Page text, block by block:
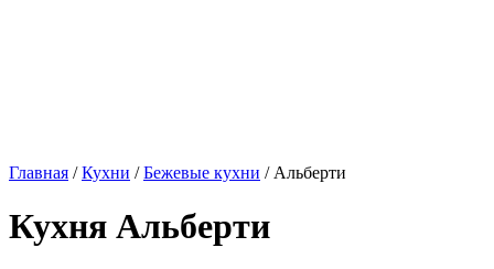
Главная /Кухни /Бежевые кухни / Альберти
Кухня Альберти